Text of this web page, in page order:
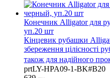
Конечник Alligator для
уп.20 шт
Кінцевик рубашки
збереження цілісності
також для надійного
prtLY-HPA09-1-BK#B20